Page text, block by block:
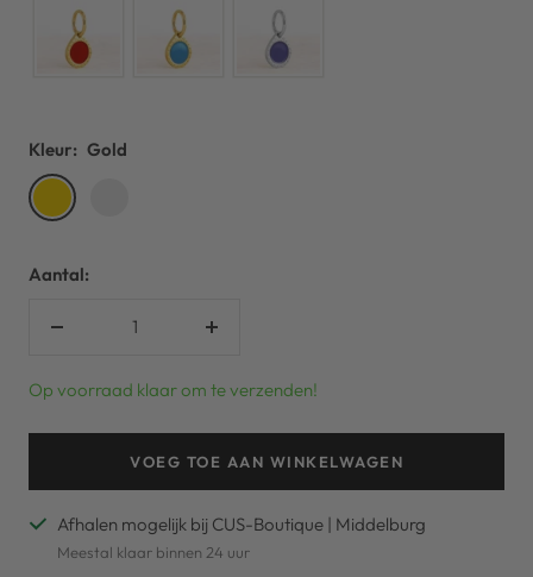
Kleur: Gold
Gold
Aantal:
Verhoog
Op voorraad klaar om te verzenden!
VOEG TOE AAN WINKELWAGEN
Afhalen mogelijk bij CUS-Boutique | Middelburg
Meestal klaar binnen 24 uur